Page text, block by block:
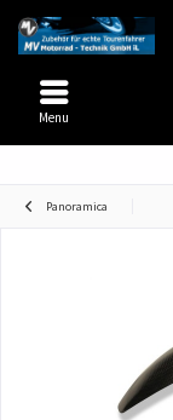
Menu
Panoramica